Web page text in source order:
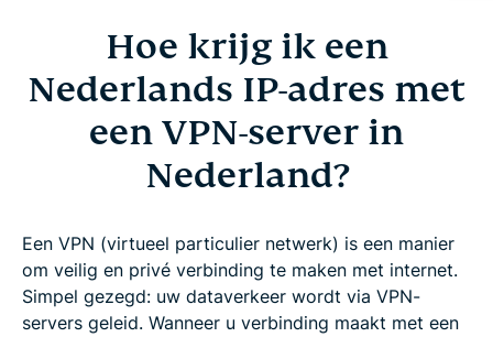
Hoe krijg ik een Nederlands IP-adres met een
VPN-server in Nederland?
Stel beste VPN voor Nederland in
Je kunt ook een van onze servers op deze
internationale locaties gebruiken
Hoe krijg ik een
Nederlands IP-adres met
een VPN-server in
Nederland?
Een VPN (virtueel particulier netwerk) is een manier
om veilig en privé verbinding te maken met internet.
Simpel gezegd: uw dataverkeer wordt via VPN-
servers geleid. Wanneer u verbinding maakt met een